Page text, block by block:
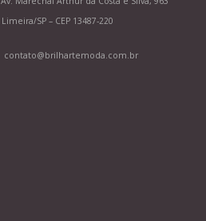
Limeira/SP – CEP 13487-220
contato@brilhartemoda.com.br